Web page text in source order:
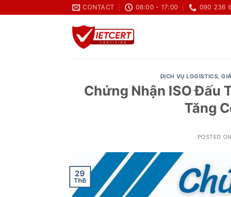
to
CONTACT 08:00 - 17:00 090 236
DỊCH VỤ LOGISTICS,
Chứng Nhận ISO Đấu
Tăng
POSTED ON
29
Th6